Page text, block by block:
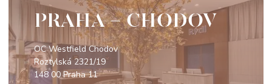
PRAHA - CHODOV
OC Westfield Chodov
Roztylská 2321/19
148 00 Praha 11